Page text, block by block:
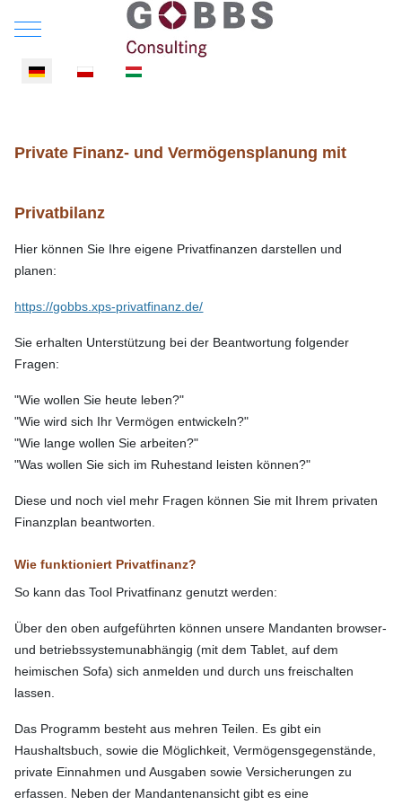
Mobile Menu Toggle
Sprache auswählen
Private Finanz- und Vermögensplanung mit
Privatbilanz
Hier können Sie Ihre eigene Privatfinanzen darstellen und
planen:
https://gobbs.xps-privatfinanz.de/
Sie erhalten Unterstützung bei der Beantwortung folgender
Fragen:
"Wie wollen Sie heute leben?"
"Wie wird sich Ihr Vermögen entwickeln?"
"Wie lange wollen Sie arbeiten?"
"Was wollen Sie sich im Ruhestand leisten können?"
Diese und noch viel mehr Fragen können Sie mit Ihrem privaten
Finanzplan beantworten.
Wie funktioniert Privatfinanz?
So kann das Tool Privatfinanz genutzt werden:
Über den oben aufgeführten können unsere Mandanten browser-
und betriebssystemunabhängig (mit dem Tablet, auf dem
heimischen Sofa) sich anmelden und durch uns freischalten
lassen.
Das Programm besteht aus mehren Teilen. Es gibt ein
Haushaltsbuch, sowie die Möglichkeit, Vermögensgegenstände,
private Einnahmen und Ausgaben sowie Versicherungen zu
erfassen. Neben der Mandantenansicht gibt es eine